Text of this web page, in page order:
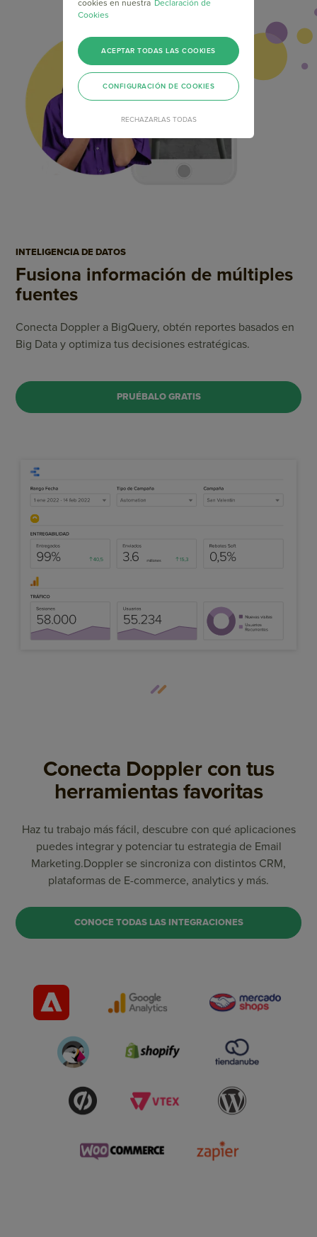
INTELIGENCIA DE DATOS
Fusiona información de múltiples
fuentes
Conecta Doppler a BigQuery, obtén reportes basados en
Big Data y optimiza tus decisiones estratégicas.
PRUÉBALO GRATIS
Conecta Doppler con tus
herramientas favoritas
Haz tu trabajo más fácil, descubre con qué aplicaciones
puedes integrar y potenciar tu estrategia de Email
Marketing.Doppler se sincroniza con distintos CRM,
plataformas de E-commerce, analytics y más.
CONOCE TODAS LAS INTEGRACIONES
cookies en nuestra Declaración de
Cookies
RECHAZARLAS TODAS
ACEPTAR TODAS LAS COOKIES
CONFIGURACIÓN DE COOKIES